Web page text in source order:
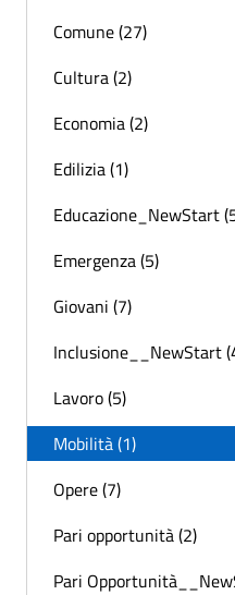
Comune (27)
Cultura (2)
Economia (2)
Edilizia (1)
Educazione_NewStart
Emergenza (5)
Giovani (7)
Inclusione__NewStart
Lavoro (5)
Mobilità (1)
Opere (7)
Pari opportunità (2)
Pari